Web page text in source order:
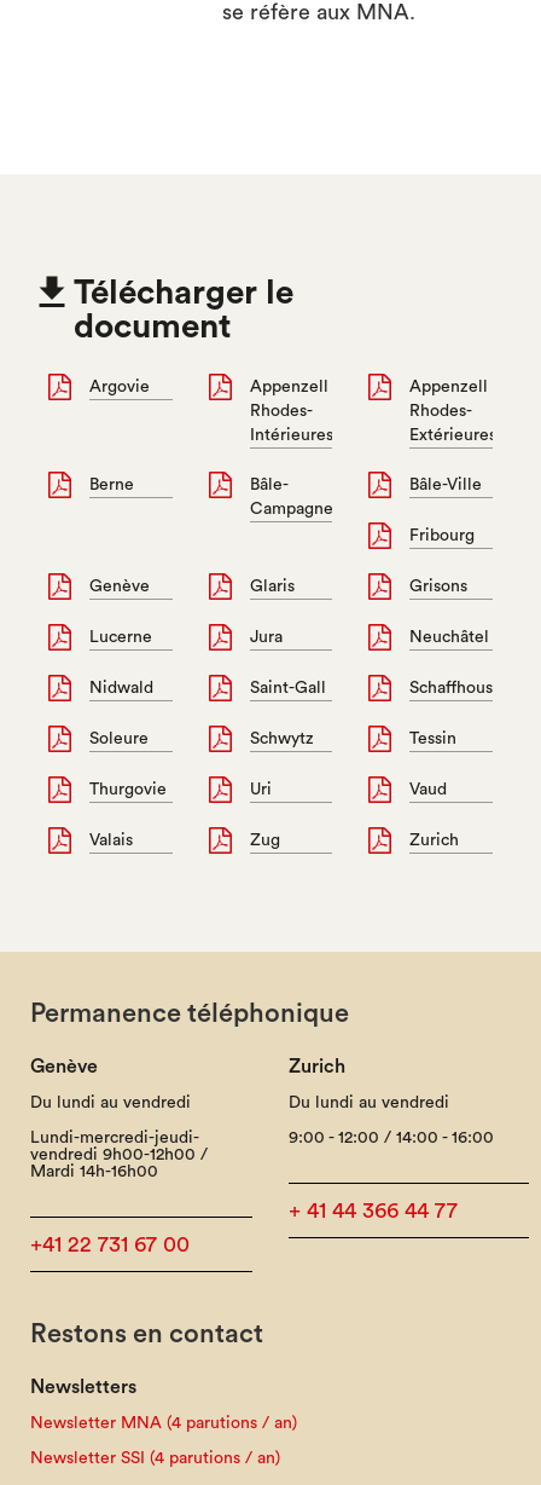
se réfère aux MNA.
 Télécharger le
document
Argovie
Appenzell
Rhodes-
Intérieures
Appenzell
Rhodes-
Extérieures
Berne
Bâle-
Campagne
Bâle-Ville
Fribourg
Genève Glaris Grisons
Lucerne Jura Neuchâtel
Nidwald Saint-Gall Schaffhouse
Soleure Schwytz Tessin
Thurgovie Uri Vaud
Valais Zug Zurich
Permanence téléphonique
Genève
Du lundi au vendredi
Lundi-mercredi-jeudi-
vendredi 9h00-12h00 /
Mardi 14h-16h00
+41 22 731 67 00
Zurich
Du lundi au vendredi
9:00 - 12:00 / 14:00 - 16:00
+ 41 44 366 44 77
Restons en contact
Newsletters
Newsletter MNA (4 parutions / an)
Newsletter SSI (4 parutions / an)